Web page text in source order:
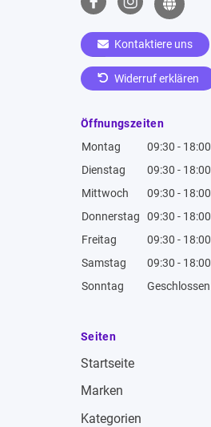
Kontaktiere uns
Widerruf erklären
Öffnungszeiten
Montag
09:30 - 18:00
Dienstag
09:30 - 18:00
Mittwoch
09:30 - 18:00
Donnerstag
09:30 - 18:00
Freitag
09:30 - 18:00
Samstag
09:30 - 18:00
Sonntag
Geschlossen
Seiten
Startseite
Marken
Kategorien